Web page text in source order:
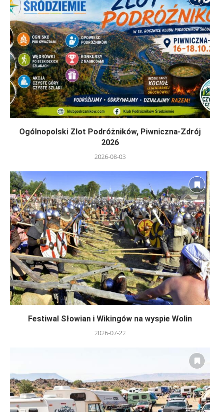
Ogólnopolski Zlot Podróżników, Piwniczna-Zdrój
2026
2026-08-03
Festiwal Słowian i Wikingów na wyspie Wolin
2026-07-22